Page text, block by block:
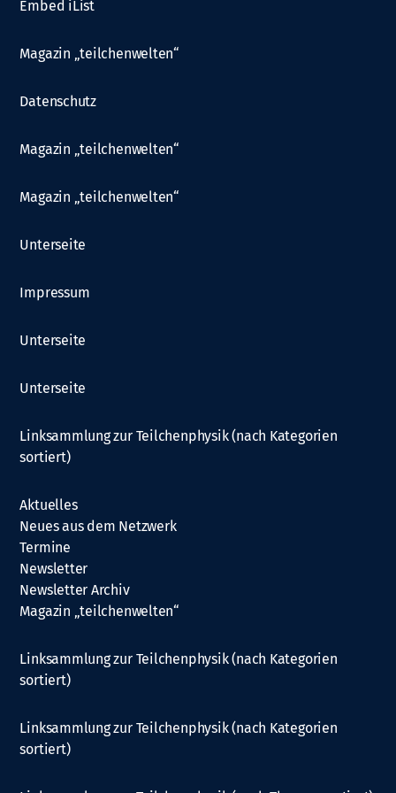
Embed iList
Magazin „teilchenwelten“
Datenschutz
Magazin „teilchenwelten“
Magazin „teilchenwelten“
Unterseite
Impressum
Unterseite
Unterseite
Linksammlung zur Teilchenphysik (nach Kategorien
sortiert)
Aktuelles
Neues aus dem Netzwerk
Termine
Newsletter
Newsletter Archiv
Magazin „teilchenwelten“
Linksammlung zur Teilchenphysik (nach Kategorien
sortiert)
Linksammlung zur Teilchenphysik (nach Kategorien
sortiert)